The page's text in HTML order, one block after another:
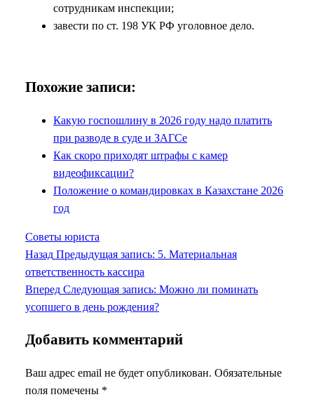
сотрудникам инспекции;
завести по ст. 198 УК РФ уголовное дело.
Похожие записи:
Какую госпошлину в 2026 году надо платить
при разводе в суде и ЗАГСе
Как скоро приходят штрафы с камер
видеофиксации?
Положение о командировках в Казахстане 2026
год
Советы юриста
Назад Предыдущая запись: 5. Материальная
ответственность кассира
Вперед Следующая запись: Можно ли поминать
усопшего в день рождения?
Добавить комментарий
Ваш адрес email не будет опубликован. Обязательные
поля помечены *